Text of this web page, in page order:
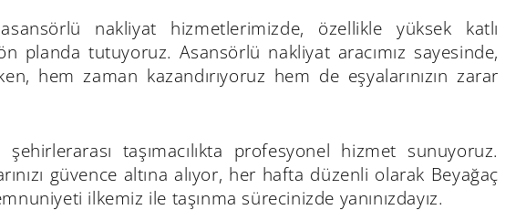
nakliyat hizmetlerimizde, özellikle yüksek katlı
planda tutuyoruz. Asansörlü nakliyat aracımız sayesinde,
hem zaman kazandırıyoruz hem de eşyalarınızın zarar
taşımacılıkta profesyonel hizmet sunuyoruz.
güvence altına alıyor, her hafta düzenli olarak Beyağaç
ilkemiz ile taşınma sürecinizde yanınızdayız.